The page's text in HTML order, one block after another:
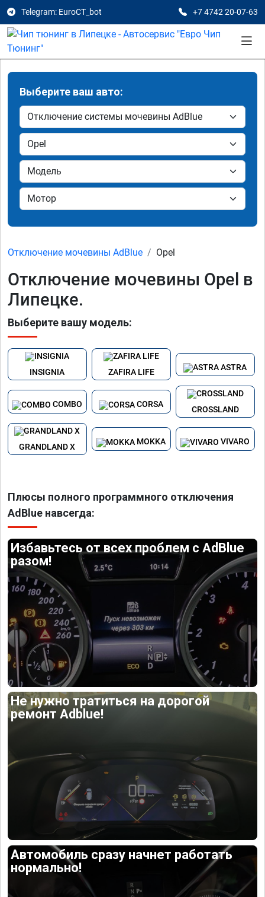
Telegram: EuroCT_bot +7 4742 20-07-63
Выберите ваш авто:
Отключение мочевины AdBlue Opel
Отключение мочевины Opel в
Липецке.
Выберите вашу модель:
INSIGNIA ZAFIRA LIFE
ASTRA
COMBO CORSA
CROSSLAND
GRANDLAND X
MOKKA VIVARO
Плюсы полного программного отключения
AdBlue навсегда:
Избавьтесь от всех проблем с AdBlue
разом!
Не нужно тратиться на дорогой
ремонт Adblue!
Автомобиль сразу начнет работать
нормально!